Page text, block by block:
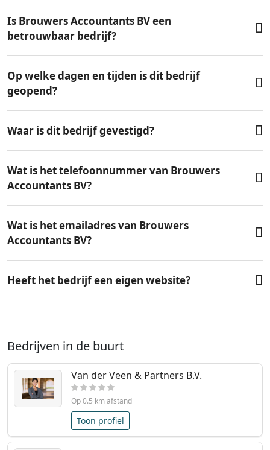
Is Brouwers Accountants BV een
betrouwbaar bedrijf?
Op welke dagen en tijden is dit bedrijf
geopend?
Waar is dit bedrijf gevestigd?
Wat is het telefoonnummer van Brouwers
Accountants BV?
Wat is het emailadres van Brouwers
Accountants BV?
Heeft het bedrijf een eigen website?
Bedrijven in de buurt
Van der Veen & Partners B.V.
Op 0.5 km afstand
Toon profiel